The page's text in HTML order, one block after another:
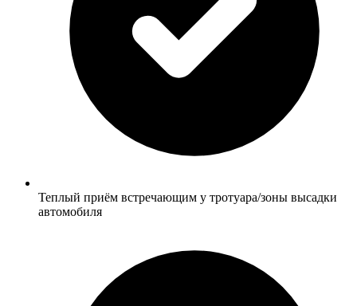
Теплый приём встречающим у тротуара/зоны высадки
автомобиля